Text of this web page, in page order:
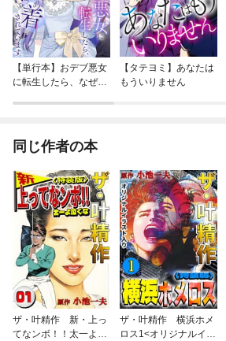
【単行本】おデブ悪女
に転生したら、なぜか
【タテヨミ】あなたは
もういりません
同じ作者の本
ザ・叶精作 新・上っ
てなンボ！！太一よ泣
ザ・叶精作 横浜ホメ
ロス1<オリジナルイラ